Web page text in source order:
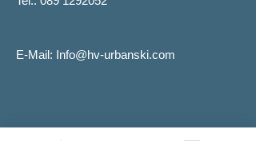
E-Mail: Info@hv-urbanski.com